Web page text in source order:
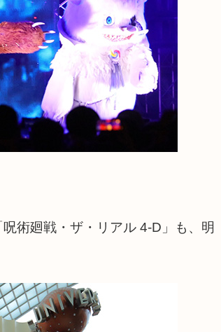
術廻戦・ザ・リアル 4-D」も、明